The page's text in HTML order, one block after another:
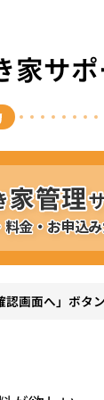
家サ
画面へ」ボタ